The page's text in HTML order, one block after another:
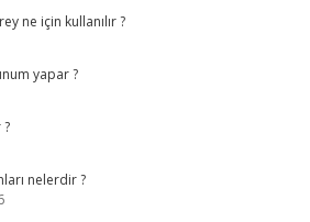
ne için kullanılır ?
yapar ?
nelerdir ?